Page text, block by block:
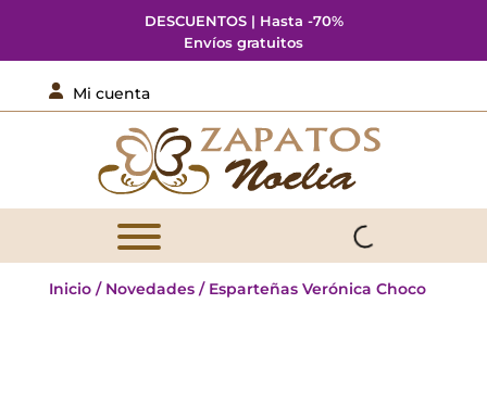
DESCUENTOS | Hasta -70%
Envíos gratuitos
 Mi cuenta
Inicio/ Novedades/ Esparteñas Verónica Choco